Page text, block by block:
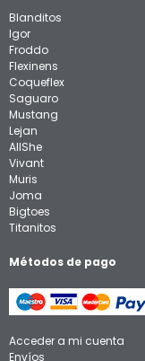
Blanditos
Igor
Froddo
Flexinens
Coqueflex
Saguaro
Mustang
Lejan
AllShe
Vivant
Muris
Joma
Bigtoes
Titanitos
Métodos de pago
Acceder a mi cuenta
Envíos